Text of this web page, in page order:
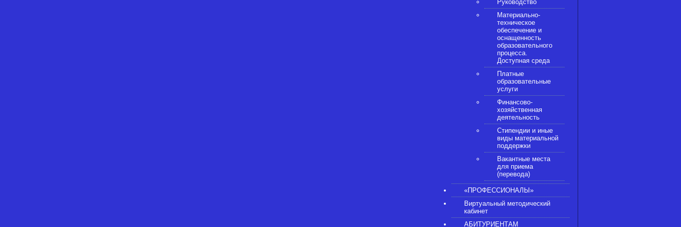
Руководство
Материально-
техническое
обеспечение и
оснащенность
образовательного
процесса.
Доступная среда
Платные
образовательные
услуги
Финансово-
хозяйственная
деятельность
Стипендии и иные
виды материальной
поддержки
Вакантные места
для приема
(перевода)
«ПРОФЕССИОНАЛЫ»
Виртуальный методический
кабинет
АБИТУРИЕНТАМ